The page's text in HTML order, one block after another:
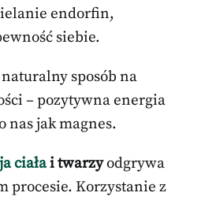
endorfin,
siebie.
sposób na
– pozytywna energia
nas jak magnes.
ciałai twarzyodgrywa
procesie. Korzystanie z